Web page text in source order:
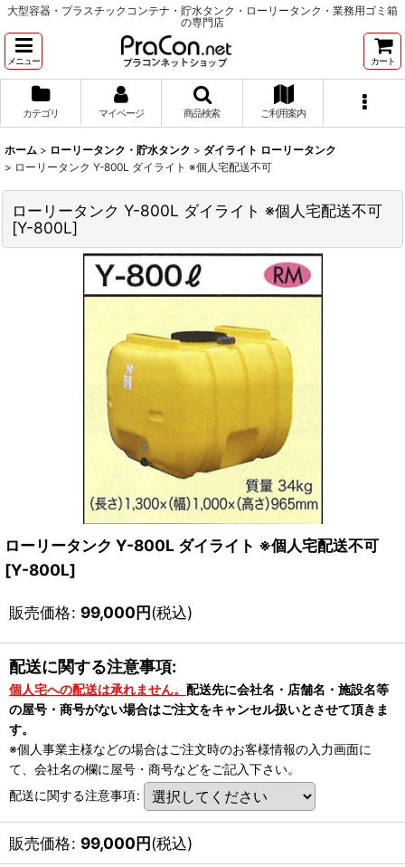
大型容器・プラスチックコンテナ・貯水タンク・ローリータンク・業務用ゴミ箱
の専門店
メニュー カート
カテゴリ マイページ 商品検索 ご利用案内
ホーム > ローリータンク・貯水タンク > ダイライト ローリータンク
> ローリータンク Y-800L ダイライト ※個人宅配送不可
ローリータンク Y-800L ダイライト ※個人宅配送不可
[Y-800L]
ローリータンク Y-800L ダイライト ※個人宅配送不可
[Y-800L]
販売価格: 99,000円(税込)
配送に関する注意事項:
個人宅への配送は承れません。 配送先に会社名・店舗名・施設名等
の屋号・商号がない場合はご注文をキャンセル扱いとさせて頂きま
す。
※個人事業主様などの場合はご注文時のお客様情報の入力画面に
て、会社名の欄に屋号・商号などをご記入下さい。
配送に関する注意事項:
販売価格: 99,000円(税込)